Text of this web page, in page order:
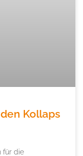
Kollaps
für die